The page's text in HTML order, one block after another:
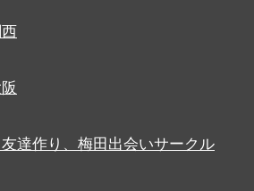
達作り、梅田出会いサークル